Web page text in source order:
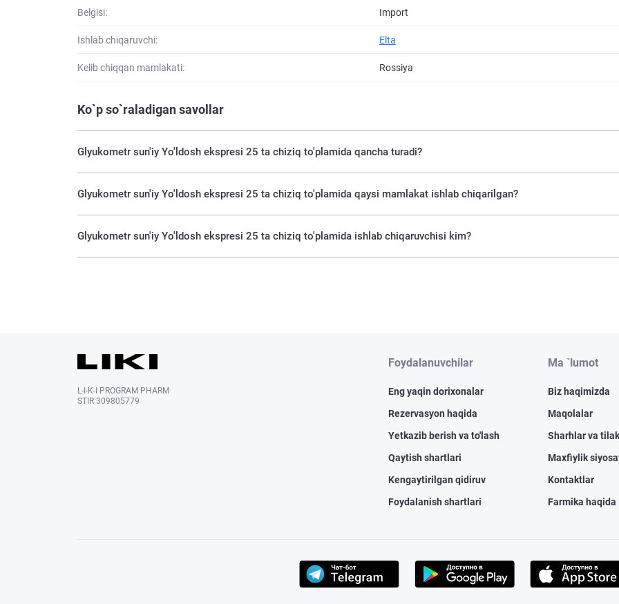
Belgisi: Import
Ishlab chiqaruvchi: Elta
Kelib chiqqan mamlakati: Rossiya
Ko`p so`raladigan savollar
Glyukometr sun'iy Yo'ldosh ekspresi 25 ta chiziq to'plamida qancha turadi?
Glyukometr sun'iy Yo'ldosh ekspresi 25 ta chiziq to'plamida qaysi mamlakat ishlab chiqarilgan?
Glyukometr sun'iy Yo'ldosh ekspresi 25 ta chiziq to'plamida ishlab chiqaruvchisi kim?
L-I-K-I PROGRAM PHARM
STIR 309805779
Foydalanuvchilar
Eng yaqin dorixonalar
Rezervasyon haqida
Yetkazib berish va to'lash
Qaytish shartlari
Kengaytirilgan qidiruv
Foydalanish shartlari
Ma `lumot
Biz haqimizda
Maqolalar
Sharhlar va
Maxfiylik
Kontaktlar
Farmika haqida